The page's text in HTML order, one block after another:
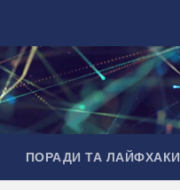
ПОРАДИ ТА ЛАЙФХАКИ